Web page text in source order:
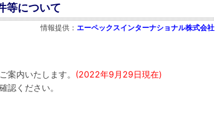
等について
情報提供： エーペックスインターナショナル株式会社
案内いたします。 (2022年9月29日現在)
認ください。